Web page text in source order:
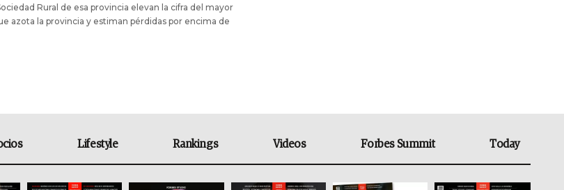
Rural de esa provincia elevan la cifra del mayor
azota la provincia y estiman pérdidas por encima de
Lifestyle Rankings Videos Forbes Summit Today